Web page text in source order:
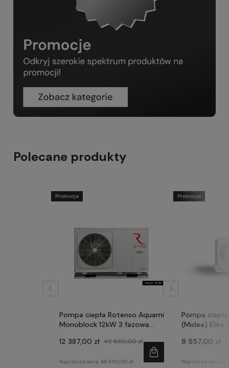
Polecane produkty
Pompa ciepła Rotenso Aquami
Monoblock 12kW 3 fazowa
12 387,00 zł 49 560,00 zł
Najniższa cena: 49 560,00 zł
Promocja
Pompa
(Midea) Elika
9 557,00 zł
Najniższa cena:
Promocja